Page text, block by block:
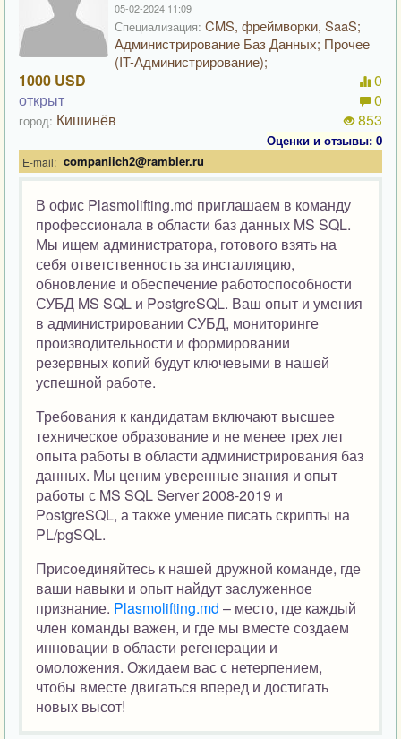
05-02-2024 11:09
Специализация: CMS, фреймворки, SaaS;
Администрирование Баз Данных; Прочее
(IT-Администрирование);
1000 USD
открыт
город: Кишинёв
0
0
853
Оценки и отзывы: 0
E-mail: companiich2@rambler.ru
В офис Plasmolifting.md приглашаем в команду
профессионала в области баз данных MS SQL.
Мы ищем администратора, готового взять на
себя ответственность за инсталляцию,
обновление и обеспечение работоспособности
СУБД MS SQL и PostgreSQL. Ваш опыт и умения
в администрировании СУБД, мониторинге
производительности и формировании
резервных копий будут ключевыми в нашей
успешной работе.
Требования к кандидатам включают высшее
техническое образование и не менее трех лет
опыта работы в области администрирования баз
данных. Мы ценим уверенные знания и опыт
работы с MS SQL Server 2008-2019 и
PostgreSQL, а также умение писать скрипты на
PL/pgSQL.
Присоединяйтесь к нашей дружной команде, где
ваши навыки и опыт найдут заслуженное
признание. Plasmolifting.md – место, где каждый
член команды важен, и где мы вместе создаем
инновации в области регенерации и
омоложения. Ожидаем вас с нетерпением,
чтобы вместе двигаться вперед и достигать
новых высот!